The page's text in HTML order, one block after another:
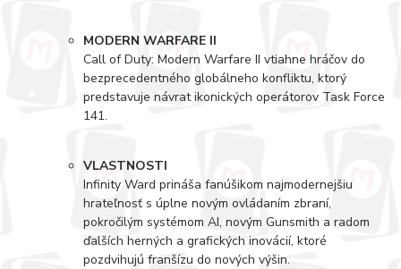
MODERN WARFARE II
Call of Duty: Modern Warfare II vtiahne hráčov do
bezprecedentného globálneho konfliktu, ktorý
predstavuje návrat ikonických operátorov Task Force
141.
VLASTNOSTI
Infinity Ward prináša fanúšikom najmodernejšiu
hrateľnosť s úplne novým ovládaním zbraní,
pokročilým systémom AI, novým Gunsmith a radom
ďalších herných a grafických inovácií, ktoré
pozdvihujú franšízu do nových výšin.